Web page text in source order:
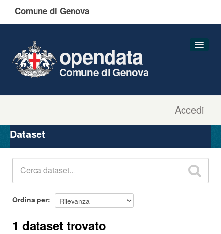
Comune di Genova
Accedi
opendata
Comune di Genova
Organizzazioni
Gruppi
Dataset
Ordina per
1 dataset trovato